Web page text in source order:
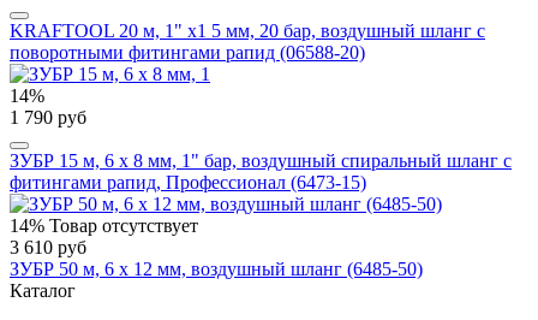
KRAFTOOL 20 м, 1" х1 5 мм, 20 бар, воздушный шланг с
поворотными фитингами рапид (06588-20)
14%
1 790 руб
ЗУБР 15 м, 6 х 8 мм, 1" бар, воздушный спиральный шланг с
фитингами рапид, Профессионал (6473-15)
14% Товар отсутствует
3 610 руб
ЗУБР 50 м, 6 х 12 мм, воздушный шланг (6485-50)
Каталог